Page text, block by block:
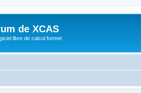
de XCAS
libre de calcul formel